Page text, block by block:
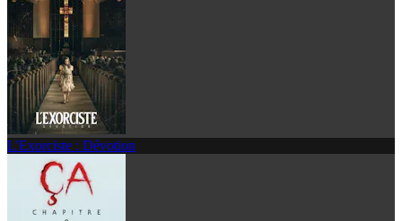
L'Exorciste : Dévotion